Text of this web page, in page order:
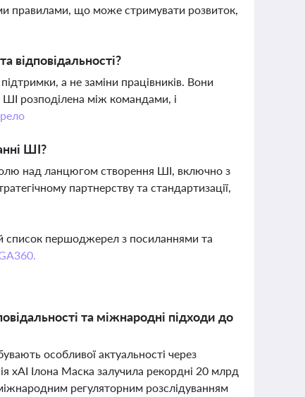
правилами, що може стримувати розвиток,
відповідальності?
а не заміни працівників. Вони
ШІ розподілена між командами, і
ШІ?
над ланцюгом створення ШІ, включно з
партнерству та стандартизації,
список першоджерел з посиланнями та
та міжнародні підходи до
особливої актуальності через
xAI Ілона Маска залучила рекордні 20 млрд
регуляторним розслідуванням